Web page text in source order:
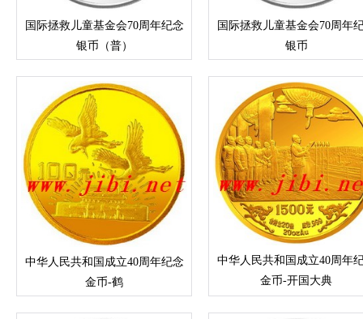
国际拯救儿童基金会70周年纪念
银币（普）
国际拯救儿童基金会70周年
银币
中华人民共和国成立40周年纪念
金币-鹤
中华人民共和国成立40周年
金币-开国大典